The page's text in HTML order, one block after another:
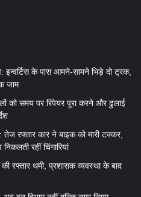
इन्वर्टिस के पास आमने-सामने भिड़े दो ट्रक,
जाम
को समय पर रिपेयर पूरा करने और ढुलाई
रफ्तार कार ने बाइक को मारी टक्कर,
रहीं चिंगारियां
की रफ्तार थमी, प्रशासक व्यवस्था के बाद